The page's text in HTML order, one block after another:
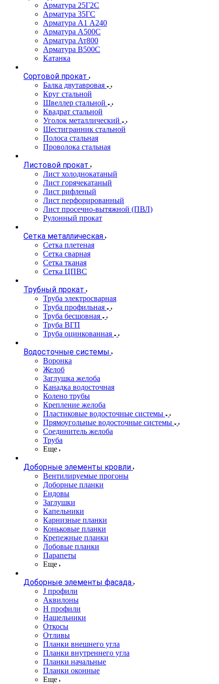
Арматура 25Г2С
Арматура 35ГС
Арматура А1 А240
Арматура А500С
Арматура Ат800
Арматура В500С
Катанка
Сортовой прокат
Балка двутавровая
Круг стальной
Швеллер стальной
Квадрат стальной
Уголок металлический
Шестигранник стальной
Полоса стальная
Проволока стальная
Листовой прокат
Лист холоднокатаный
Лист горячекатаный
Лист рифленый
Лист перфорированный
Лист просечно-вытяжной (ПВЛ)
Рулонный прокат
Сетка металлическая
Сетка плетеная
Сетка сварная
Сетка тканая
Сетка ЦПВС
Трубный прокат
Труба электросварная
Труба профильная
Труба бесшовная
Труба ВГП
Труба оцинкованная
Водосточные системы
Воронка
Желоб
Заглушка желоба
Канадка водосточная
Колено трубы
Крепление желоба
Пластиковые водосточные системы
Прямоугольные водосточные системы
Соединитель желоба
Труба
Еще
Доборные элементы кровли
Вентилируемые прогоны
Доборные планки
Ендовы
Заглушки
Капельники
Карнизные планки
Коньковые планки
Крепежные планки
Лобовые планки
Парапеты
Еще
Доборные элементы фасада
J профили
Аквилоны
Н профили
Нащельники
Откосы
Отливы
Планки внешнего угла
Планки внутреннего угла
Планки начальные
Планки оконные
Еще